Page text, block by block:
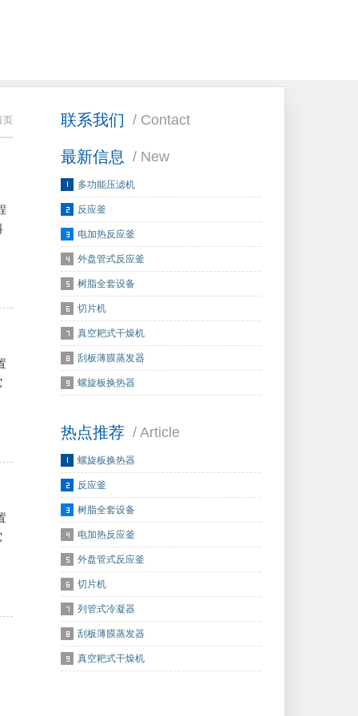
联系我们 / Contact
最新信息 / New
多功能压滤机
反应釜
电加热反应釜
外盘管式反应釜
树脂全套设备
切片机
真空耙式干燥机
刮板薄膜蒸发器
螺旋板换热器
热点推荐 / Article
螺旋板换热器
反应釜
树脂全套设备
电加热反应釜
外盘管式反应釜
切片机
列管式冷凝器
刮板薄膜蒸发器
真空耙式干燥机
页